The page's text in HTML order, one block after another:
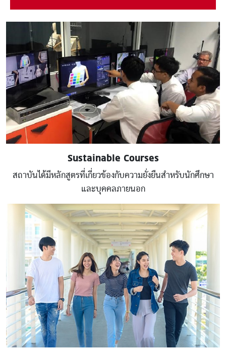
Sustainable Courses
สถาบันได้มีหลักสูตรที่เกี่ยวข้องกับความยั่งยืนสำหรับนักศึกษา
และบุคคลภายนอก
Image